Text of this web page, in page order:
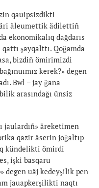
qauipsizdikti
äri äleumettik ädilettiñ
ekonomikalıq dağdarıs
şayqalttı. Qoğamda
bizdiñ ömirimizdi
kerek?» degen
Bwl – jay ğana
arasındağı ünsiz
jaulardıñ» äreketimen
qazir äserin joğaltıp
kündelikti ömirdi
işki basqaru
degen uäj kedeyşilik pen
jauapkerşilikti naqtı